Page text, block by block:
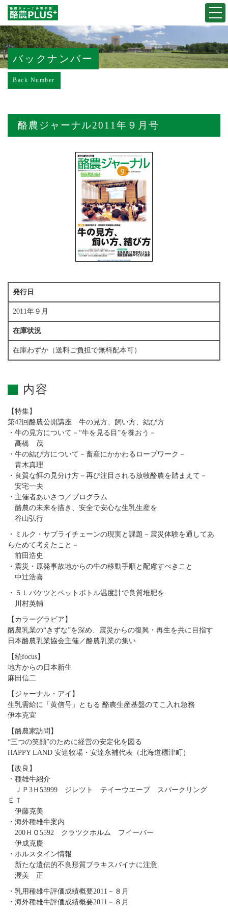
バックナンバー
Back Number
酪農ジャーナル2011年９月号
発行日
2011年９月
在庫状況
在庫わずか（送料ご負担で無料配本可）
内容
【特集】
第42回酪農公開講座 牛の見方、飼い方、結び方
・牛の見方について－“牛を見る目”を養おう－
髙橋 茂
・牛の結び方について－畜産にかかわるロープワーク－
青木真理
・良質な餌の見分け方－再び注目される放牧酪農を踏まえて－
安宅一夫
・主催者あいさつ／プログラム
酪農の未来を描き、安全で安心な生乳生産を
谷山弘行
・ミルク・サプライチェーンの現実と課題－震災体験を通してあ
らためて考えたこと－
前田浩史
・震災・原発事故地からの牛の移動手順と配慮すべきこと
中辻浩喜
・５Ｌバケツとペットボトル温度計で良質堆肥を
川村英輔
【カラーグラビア】
酪農乳業の“きずな”を深め、震災からの復興・再生を共に目指す
日本酪農乳業協会主催／酪農乳業の集い
【続focus】
地方からの日本新生
麻田信二
【ジャーナル・アイ】
生乳需給に「黄信号」ともる 酪農生産基盤のてこ入れ急務
伊本克宜
【酪農家訪問】
“三つの笑顔”のために経営の安定化を図る
HAPPY LAND 安達牧場・安達永補代表（北海道標津町）
【改良】
・種雄牛紹介
ＪＰ3Ｈ53999 ジレツト テイーウエーブ スパークリング
ＥＴ
伊藤克美
・海外種雄牛案内
200ＨＯ5592 クラツクホルム フイーバー
伊成克慶
・ホルスタイン情報
新たな遺伝的不良形質ブラキスパイナに注意
渥美 正
・乳用種雄牛評価成績概要2011－８月
・海外種雄牛評価成績概要2011－８月